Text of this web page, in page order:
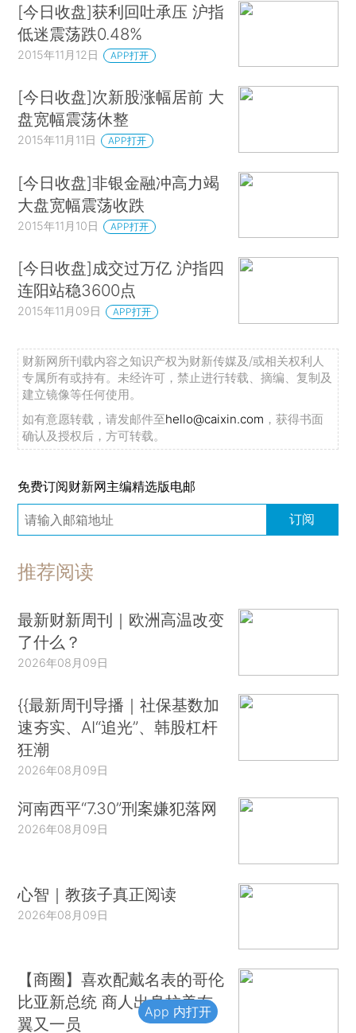
[今日收盘]获利回吐承压 沪指
低迷震荡跌0.48%
2015年11月12日 APP打开
[今日收盘]次新股涨幅居前 大
盘宽幅震荡休整
2015年11月11日 APP打开
[今日收盘]非银金融冲高力竭
大盘宽幅震荡收跌
2015年11月10日 APP打开
[今日收盘]成交过万亿 沪指四
连阳站稳3600点
2015年11月09日 APP打开
财新网所刊载内容之知识产权为财新传媒及/或相关权利人
专属所有或持有。未经许可，禁止进行转载、摘编、复制及
建立镜像等任何使用。
如有意愿转载，请发邮件至hello@caixin.com ，获得书面
确认及授权后，方可转载。
免费订阅财新网主编精选版电邮
订阅
推荐阅读
最新财新周刊｜欧洲高温改变
了什么？
2026年08月09日
{{最新周刊导播｜社保基数加
速夯实、AI“追光”、韩股杠杆
狂潮
2026年08月09日
河南西平“7.30”刑案嫌犯落网
2026年08月09日
心智｜教孩子真正阅读
2026年08月09日
【商圈】喜欢配戴名表的哥伦
比亚新总统 商人出身拉美右
翼又一员
App 内打开